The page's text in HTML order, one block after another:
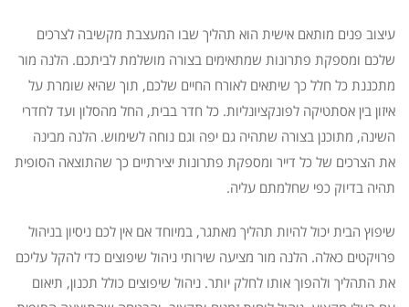
עיצוב פנים מותאם אישית הוא תהליך שבו המעצבת מקשיבה לצרכים
שלכם ומספקת פתרונות שמתאימים בצורה מושלמת לביתכם. הלנה מור
מתכננת כל חלל כך שיתאים לאורח החיים שלכם, תוך שהיא שומרת על
איזון בין אסתטיקה לפונקציונליות. כל חדר בבית, החל מהסלון ועד לחדרי
השינה, מתוכנן בצורה שתהיה גם יפה וגם נוחה לשימוש. הלנה מבינה
את הצרכים של כל דייר ומספקת פתרונות יצירתיים כך שהתוצאה הסופית
תהיה בדיוק כפי שחלמתם עליה.
שיפוץ הבית יכול להיות תהליך מאתגר, במיוחד אם אין לכם ניסיון בניהול
פרויקטים כאלה. הלנה מור מציעה שירותי ניהול שיפוצים כדי להקל עליכם
את התהליך ולהפוך אותו לחלק יותר. ניהול שיפוצים כולל תכנון, תיאום